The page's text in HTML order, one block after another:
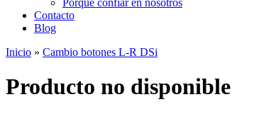
Porque confiar en nosotros
Contacto
Blog
Inicio » Cambio botones L-R DSi
Producto no disponible